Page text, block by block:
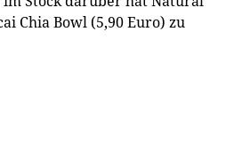
Chia Bowl (5,90 Euro) zu